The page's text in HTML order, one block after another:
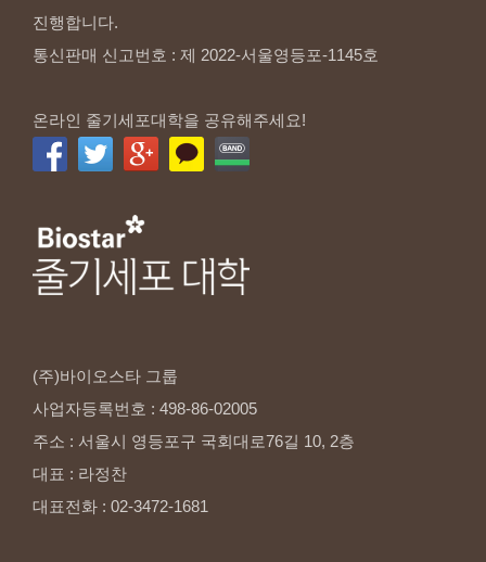
진행합니다.
통신판매 신고번호 : 제 2022-서울영등포-1145호
온라인 줄기세포대학을 공유해주세요!
(주)바이오스타 그룹
사업자등록번호 : 498-86-02005
주소 : 서울시 영등포구 국회대로76길 10, 2층
대표 : 라정찬
대표전화 : 02-3472-1681